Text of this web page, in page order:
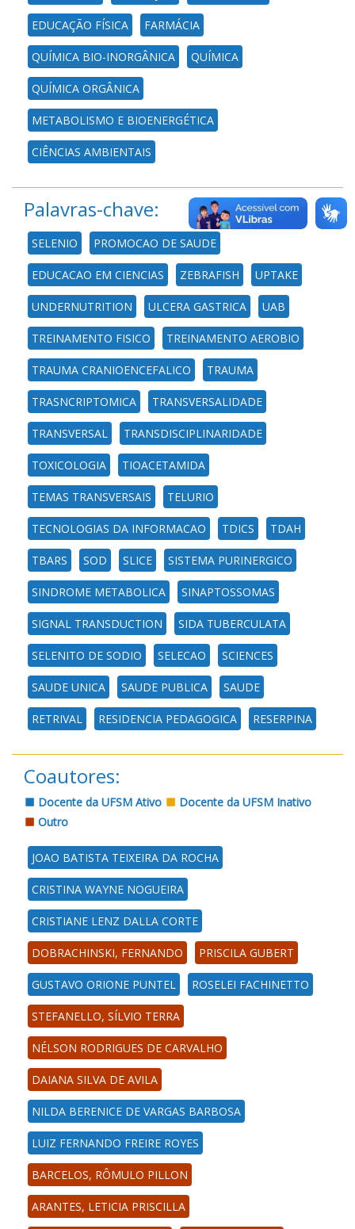
EDUCAÇÃO FÍSICA FARMÁCIA
QUÍMICA BIO-INORGÂNICA QUÍMICA
QUÍMICA ORGÂNICA
METABOLISMO E BIOENERGÉTICA
CIÊNCIAS AMBIENTAIS
Palavras-chave:
SELENIO PROMOCAO DE SAUDE
EDUCACAO EM CIENCIAS ZEBRAFISH UPTAKE
UNDERNUTRITION ULCERA GASTRICA UAB
TREINAMENTO FISICO TREINAMENTO AEROBIO
TRAUMA CRANIOENCEFALICO TRAUMA
TRASNCRIPTOMICA TRANSVERSALIDADE
TRANSVERSAL TRANSDISCIPLINARIDADE
TOXICOLOGIA TIOACETAMIDA
TEMAS TRANSVERSAIS TELURIO
TECNOLOGIAS DA INFORMACAO TDICS TDAH
TBARS SOD SLICE SISTEMA PURINERGICO
SINDROME METABOLICA SINAPTOSSOMAS
SIGNAL TRANSDUCTION SIDA TUBERCULATA
SELENITO DE SODIO SELECAO SCIENCES
SAUDE UNICA SAUDE PUBLICA SAUDE
RETRIVAL RESIDENCIA PEDAGOGICA RESERPINA
Coautores:
Docente da UFSM Ativo
Docente da UFSM Inativo
Outro
JOAO BATISTA TEIXEIRA DA ROCHA
CRISTINA WAYNE NOGUEIRA
CRISTIANE LENZ DALLA CORTE
DOBRACHINSKI, FERNANDO PRISCILA GUBERT
GUSTAVO ORIONE PUNTEL ROSELEI FACHINETTO
STEFANELLO, SÍLVIO TERRA
NÉLSON RODRIGUES DE CARVALHO
DAIANA SILVA DE AVILA
NILDA BERENICE DE VARGAS BARBOSA
LUIZ FERNANDO FREIRE ROYES
BARCELOS, RÔMULO PILLON
ARANTES, LETICIA PRISCILLA